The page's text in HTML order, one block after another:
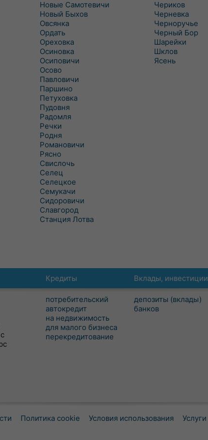
Новые Самотевичи
Новый Быхов
Овсянка
Ордать
Ореховка
Осиновка
Осиповичи
Осово
Павловичи
Паршино
Петуховка
Пудовня
Радомля
Речки
Родня
Романовичи
Рясно
Свислочь
Селец
Селецкое
Семукачи
Сидоровичи
Славгород
Станция Лотва
Чериков
Черневка
Черноручье
Черный Бор
Шарейки
Шклов
Ясень
Кредиты
потребительский
автокредит
на недвижимость
для малого бизнеса
перекредитование
Вклады, инвестиции
депозиты (вклады)
банков
Политика cookie Условия использования Услуги